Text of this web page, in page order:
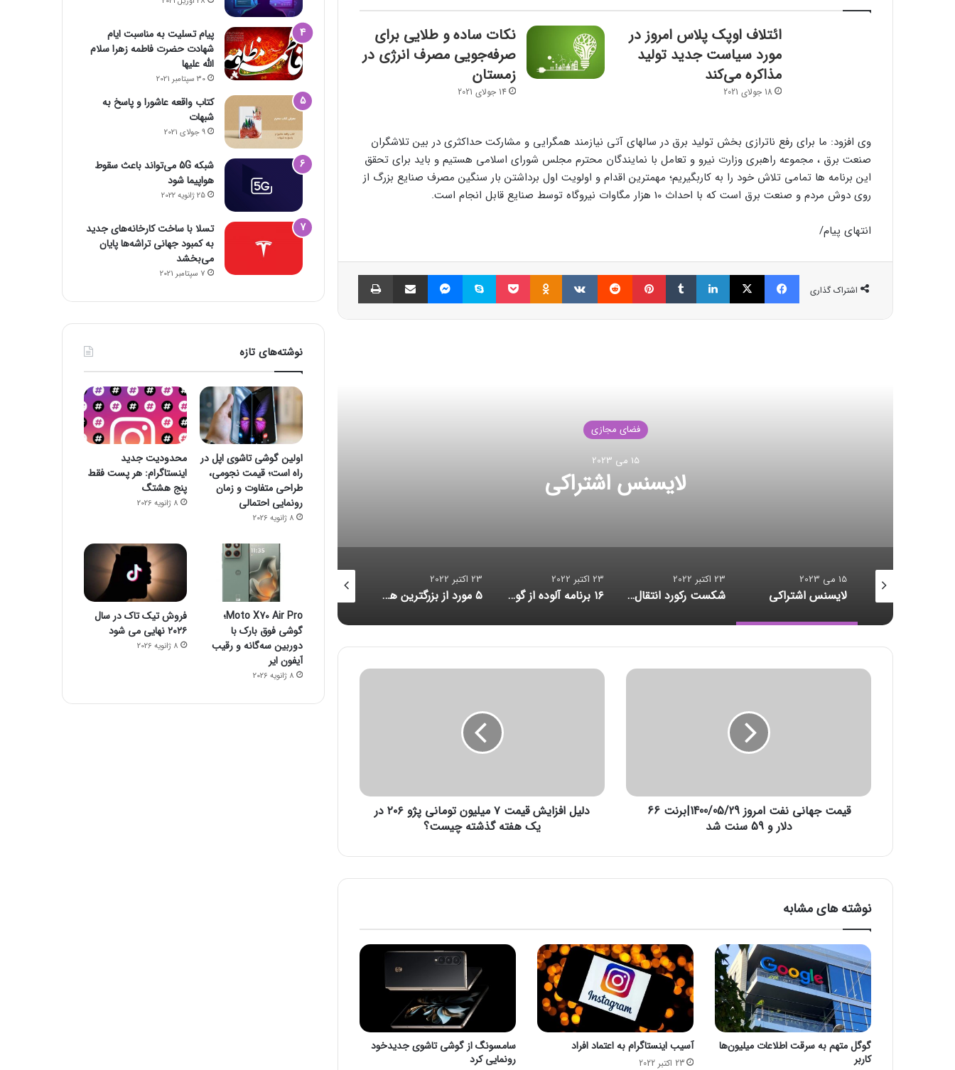
ائتلاف اوپک پلاس امروز در
مورد سیاست جدید تولید
مذاکره می‌کند
18 جولای 2021
نکات ساده و طلایی برای
صرفه‌جویی مصرف انرژی در
زمستان
14 جولای 2021
وی افزود: ما برای رفع ناترازی بخش تولید برق در سالهای آتی نیازمند همگرایی و مشارکت حداکثری در بین تلاشگران
صنعت برق ، مجموعه راهبری وزارت نیرو و تعامل با نمایندگان محترم مجلس شورای اسلامی هستیم و باید برای تحقق
این برنامه ها تمامی تلاش خود را به کاربگیریم؛ مهمترین اقدام و اولویت اول برداشتن بار سنگین مصرف صنایع بزرگ از
روی دوش مردم و صنعت برق است که با احداث 10 هزار مگاوات نیروگاه توسط صنایع قابل انجام است.
انتهای پیام/
اشتراک گذاری
فیسبوک ایکس لینکداین تامبلر پینتریست Reddit
VKontakte
Odnoklassniki پاکت اسکایپ مسنجر اشتراک گذاری با ایمیل
فضای مجازی
23 اکتبر 2022
شکست رکورد انتقال داده
فضای مجازی
۱۶ برنامه آلوده از گوگل پلی پاک شدند
23 اکتبر 2022 23 اکتبر 2022
۱۶ برنامه آلوده از گوگل پلی پاک شدند
23 اکتبر 2022
۵ مورد از بزرگترین هک‌های تاریخ امنیت سایبری/ حلقه ازدواج هوشمندی که مراقب شماست/ احتمال بازبینی امنیتی آمریکا از قرارداد ماسک برای خرید توییتر
23 اکتبر 2022
کاهش حجم تراکنش‌ توکن‌های متاورس جیمز وب از توده اسرار آمیز تصویربرداری کرد
23 اکتبر 2022
چگونه یک گوشی هوشمند می‌تواند خطر مرگ شما را پیش بینی کند؟
23 اکتبر 2022
ق
ی
ا
ز
1
4
0
0
0
5
/
2
9
قیمت جهانی نفت امروز 1400/05/29|برنت 66
دلار و 59 سنت شد
د
ی
م
ل
ی
و
ن
ت
و
ا
ن
دلیل افزایش قیمت ۷ میلیون تومانی پژو ۲۰۶ در
یک هفته گذشته چیست؟
نوشته های مشابه
گوگل متهم به سرقت اطلاعات میلیون‌ها
کاربر
آسیب اینستاگرام به اعتماد افراد
23 اکتبر 2022
سامسونگ از گوشی تاشوی جدیدخود
رونمایی کرد
پیام تسلیت به مناسبت ایام
شهادت حضرت فاطمه زهرا سلام
الله علیها
30 سپتامبر 2021
کتاب واقعه عاشورا و پاسخ به
شبهات
9 جولای 2021
شبکه 5G می‌تواند باعث سقوط
هواپیما شود
25 ژانویه 2022
تسلا با ساخت کارخانه‌های جدید
به کمبود جهانی تراشه‌ها پایان
می‌بخشد
7 سپتامبر 2021
نوشته‌های تازه
اولین گوشی تاشوی اپل در
راه است؛ قیمت نجومی،
طراحی متفاوت و زمان
رونمایی احتمالی
8 ژانویه 2026
محدودیت جدید
اینستاگرام: هر پست فقط
پنج هشتگ
8 ژانویه 2026
Moto X70 Air Pro؛
گوشی فوق بارک با
دوربین سه‌گانه و رقیب
آیفون ایر
8 ژانویه 2026
فروش تیک تاک در سال
۲۰۲۶ نهایی می شود
8 ژانویه 2026